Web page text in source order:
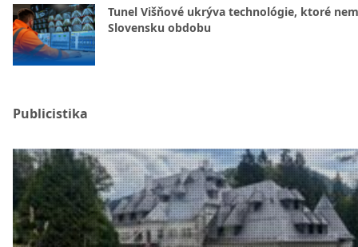
Tunel Višňové ukrýva technológie, ktoré
Slovensku obdobu
Publicistika